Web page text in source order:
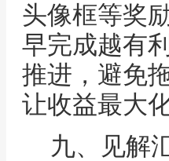
头像框等奖
早完成越有
推进，避免
让收益最大化
九、见解